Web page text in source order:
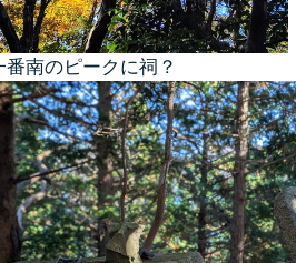
番南のピークに祠？